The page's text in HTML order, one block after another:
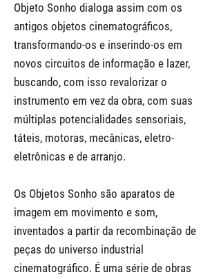
Objeto Sonho dialoga assim com os
antigos objetos cinematográficos,
transformando-os e inserindo-os em
novos circuitos de informação e lazer,
buscando, com isso revalorizar o
instrumento em vez da obra, com suas
múltiplas potencialidades sensoriais,
táteis, motoras, mecânicas, eletro-
eletrônicas e de arranjo.
Os Objetos Sonho são aparatos de
imagem em movimento e som,
inventados a partir da recombinação de
peças do universo industrial
cinematográfico. É uma série de obras